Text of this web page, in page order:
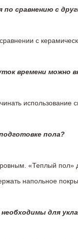
по сравнению с
с
времени можно
пола?
«Теплый пол»
напольное
для